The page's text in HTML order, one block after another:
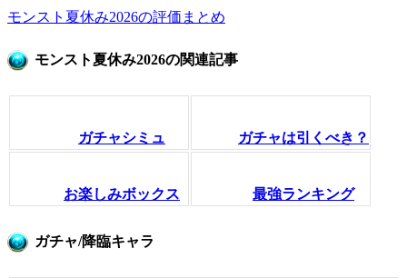
モンスト夏休み2026の評価まとめ
モンスト夏休み2026の関連記事
ガチャシミュ ガチャは引くべき？
お楽しみボックス 最強ランキング
ガチャ/降臨キャラ